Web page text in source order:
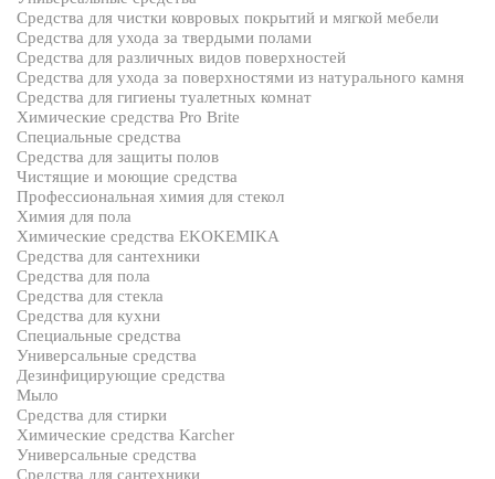
Средства для чистки ковровых покрытий и мягкой мебели
Средства для ухода за твердыми полами
Средства для различных видов поверхностей
Средства для ухода за поверхностями из натурального камня
Средства для гигиены туалетных комнат
Химические средства Pro Brite
Специальные средства
Средства для защиты полов
Чистящие и моющие средства
Профессиональная химия для стекол
Химия для пола
Химические средства EKOKEMIKA
Средства для сантехники
Средства для пола
Средства для стекла
Средства для кухни
Специальные средства
Универсальные средства
Дезинфицирующие средства
Мыло
Средства для стирки
Химические средства Karcher
Универсальные средства
Средства для сантехники